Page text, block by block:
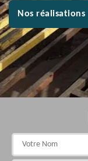
Nos réalisations